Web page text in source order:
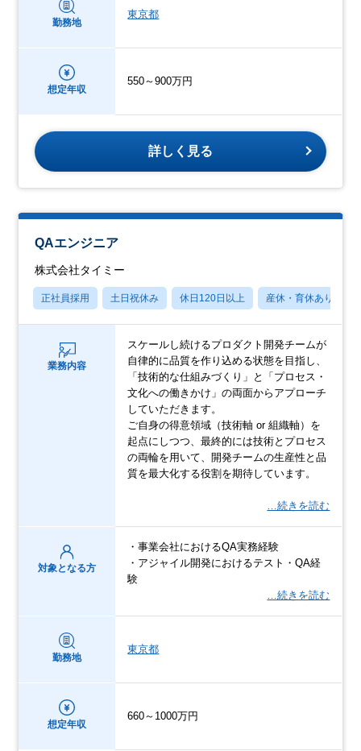
勤務地
東京都
想定年収
550～900万円
詳しく見る
QAエンジニア
株式会社タイミー
正社員採用 土日祝休み 休日120日以上 産休・育休あり
業務内容
スケールし続けるプロダクト開発チームが
自律的に品質を作り込める状態を目指し、
「技術的な仕組みづくり」と「プロセス・
文化への働きかけ」の両面からアプローチ
していただきます。
ご自身の得意領域（技術軸 or 組織軸）を
起点にしつつ、最終的には技術とプロセス
の両輪を用いて、開発チームの生産性と品
質を最大化する役割を期待しています。
…続きを読む
対象となる方
・事業会社におけるQA実務経験
・アジャイル開発におけるテスト・QA経
験
…続きを読む
勤務地
東京都
想定年収
660～1000万円